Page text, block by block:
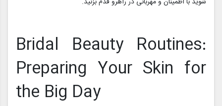
Bridal Beauty Routines:
Preparing Your Skin for
the Big Day